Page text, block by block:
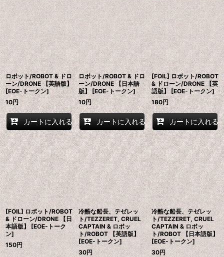
ロボット/ROBOT & ドロ
ーン/DRONE 【英語版】
[EOE-トークン]
10円
カートに入れる
ロボット/ROBOT & ドロ
ーン/DRONE 【日本語
版】 [EOE-トークン]
10円
カートに入れる
[FOIL] ロボット/ROBOT
& ドローン/DRONE 【英
語版】 [EOE-トークン]
180円
カートに入れる
[FOIL] ロボット/ROBOT
& ドローン/DRONE 【日
本語版】 [EOE-トーク
ン]
150円
冷酷な船長、テゼレッ
ト/TEZZERET, CRUEL
CAPTAIN & ロボッ
ト/ROBOT 【英語版】
[EOE-トークン]
30円
冷酷な船長、テゼレッ
ト/TEZZERET, CRUEL
CAPTAIN & ロボッ
ト/ROBOT 【日本語版】
[EOE-トークン]
30円